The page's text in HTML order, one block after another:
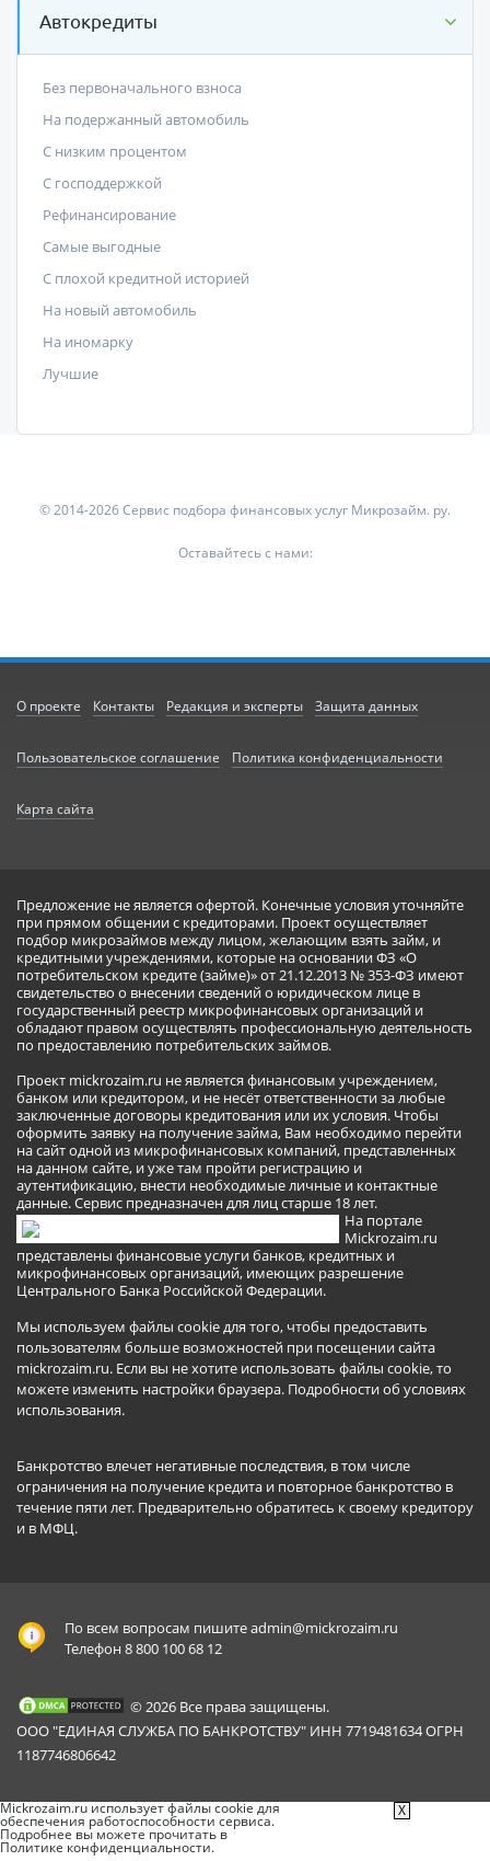
Автокредиты
Без первоначального взноса
На подержанный автомобиль
С низким процентом
C господдержкой
Рефинансирование
Самые выгодные
С плохой кредитной историей
На новый автомобиль
На иномарку
Лучшие
© 2014-2026 Сервис подбора финансовых услуг Микрозайм. ру.
Оставайтесь с нами:
О проекте Контакты Редакция и эксперты Защита данных
Пользовательское соглашение Политика конфиденциальности
Карта сайта
Предложение не является офертой. Конечные условия уточняйте
при прямом общении с кредиторами. Проект осуществляет
подбор микрозаймов между лицом, желающим взять займ, и
кредитными учреждениями, которые на основании ФЗ «О
потребительском кредите (займе)» от 21.12.2013 № 353-ФЗ имеют
свидетельство о внесении сведений о юридическом лице в
государственный реестр микрофинансовых организаций и
обладают правом осуществлять профессиональную деятельность
по предоставлению потребительских займов.
Проект mickrozaim.ru не является финансовым учреждением,
банком или кредитором, и не несёт ответственности за любые
заключенные договоры кредитования или их условия. Чтобы
оформить заявку на получение займа, Вам необходимо перейти
на сайт одной из микрофинансовых компаний, представленных
на данном сайте, и уже там пройти регистрацию и
аутентификацию, внести необходимые личные и контактные
данные. Сервис предназначен для лиц старше 18 лет.
На портале
Mickrozaim.ru
представлены финансовые услуги банков, кредитных и
микрофинансовых организаций, имеющих разрешение
Центрального Банка Российской Федерации.
Мы используем файлы cookie для того, чтобы предоставить
пользователям больше возможностей при посещении сайта
mickrozaim.ru. Если вы не хотите использовать файлы cookie, то
можете изменить настройки браузера. Подробности об условиях
использования.
Банкротство влечет негативные последствия, в том числе
ограничения на получение кредита и повторное банкротство в
течение пяти лет. Предварительно обратитесь к своему кредитору
и в МФЦ.
По всем вопросам пишитеadmin@mickrozaim.ru
Телефон 8 800 100 68 12
© 2026 Все права защищены.
ООО "ЕДИНАЯ СЛУЖБА ПО БАНКРОТСТВУ" ИНН 7719481634 ОГРН
1187746806642
Mickrozaim.ru использует файлы cookie для
обеспечения работоспособности сервиса.
Подробнее вы можете прочитать в
Политике конфиденциальности.
X